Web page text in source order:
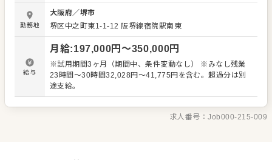
善なども大歓迎です。 【具体的には…】 ・仕込みから盛り
付けまでの調理全般 ・仕入れや在庫管理などキッチンの管
理業務 ・まかないづくり ・後輩スタッフやアルバイトスタ
ッフの教育 ・洗浄や清掃など衛生管理 ・料理長の補助 ・
新メニュー提案 など 入社後はスキルに合わせた業務からお
任せしますので、徐々に仕事の幅を広げていきましょう。
成長をしっかりサポートしますので、経験に関わらず安心
してスタートできる環境です。 ゆくゆくはステップアップ
勤務地
大阪府／堺市
堺区中之町東1-1-12 阪堺線宿院駅南東
給与
月給:197,000円〜350,000円
※試用期間3ヶ月（期間中、条件変動なし） ※みなし残業
23時間～30時間32,028円～41,775円を含む。超過分は別
途支給。
求人番号：Job000-215-009